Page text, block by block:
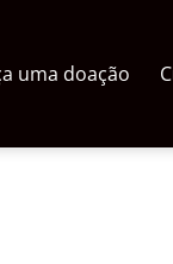
uma doação